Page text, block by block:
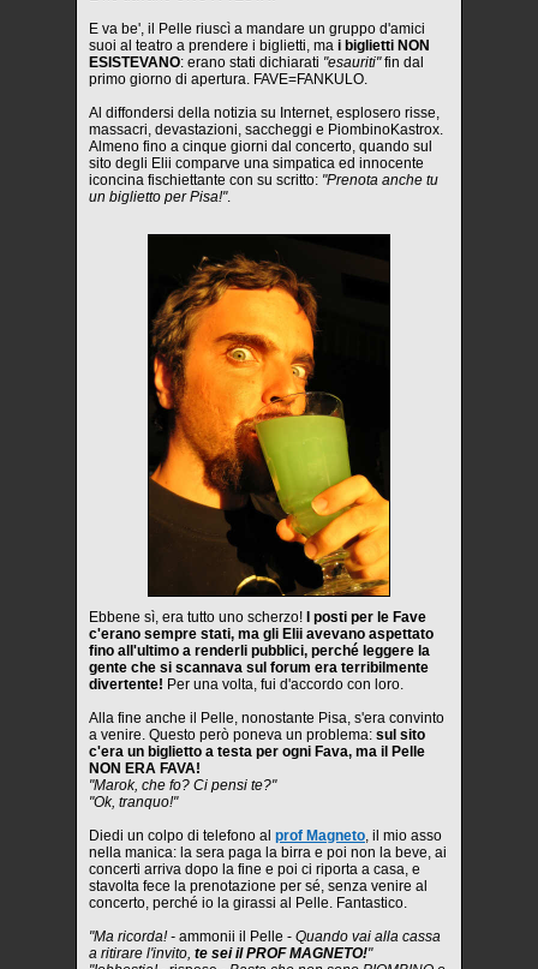
E va be', il Pelle riuscì a mandare un gruppo d'amici
suoi al teatro a prendere i biglietti, ma i biglietti NON
ESISTEVANO: erano stati dichiarati "esauriti"fin dal
primo giorno di apertura. FAVE=FANKULO.
Al diffondersi della notizia su Internet, esplosero risse,
massacri, devastazioni, saccheggi e PiombinoKastrox.
Almeno fino a cinque giorni dal concerto, quando sul
sito degli Elii comparve una simpatica ed innocente
iconcina fischiettante con su scritto: "Prenota anche tu
un biglietto per Pisa!".
Ebbene sì, era tutto uno scherzo! I posti per le Fave
c'erano sempre stati, ma gli Elii avevano aspettato
fino all'ultimo a renderli pubblici, perché leggere la
gente che si scannava sul forum era terribilmente
divertente! Per una volta, fui d'accordo con loro.
Alla fine anche il Pelle, nonostante Pisa, s'era convinto
a venire. Questo però poneva un problema: sul sito
c'era un biglietto a testa per ogni Fava, ma il Pelle
NON ERA FAVA!
"Marok, che fo? Ci pensi te?"
"Ok, tranquo!"
Diedi un colpo di telefono al prof Magneto , il mio asso
nella manica: la sera paga la birra e poi non la beve, ai
concerti arriva dopo la fine e poi ci riporta a casa, e
stavolta fece la prenotazione per sé, senza venire al
concerto, perché io la girassi al Pelle. Fantastico.
"Ma ricorda! - ammonii il Pelle - Quando vai alla cassa
a ritirare l'invito, te sei il PROF MAGNETO!"